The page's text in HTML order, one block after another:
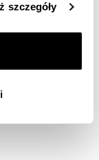
rodzaj plików
szczegóły